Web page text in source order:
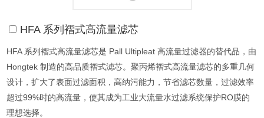
HFA 系列褶式高流量滤芯
HFA 系列褶式高流量滤芯是 Pall Ultipleat 高流量过滤器的替代品，由
Hongtek 制造的高品质褶式滤芯。聚丙烯褶式高流量滤芯的多重几何
设计，扩大了表面过滤面积，高纳污能力，节省滤芯数量，过滤效率
超过99%时的高流量，使其成为工业大流量水过滤系统保护RO膜的
理想选择。